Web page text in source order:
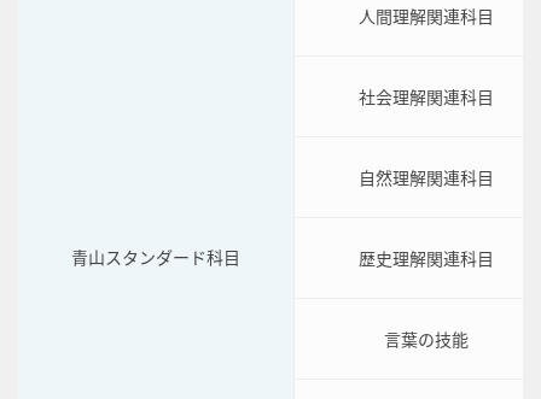
青山スタンダード科目
人間理解関連科目
社会理解関連科目
自然理解関連科目
歴史理解関連科目
言葉の技能